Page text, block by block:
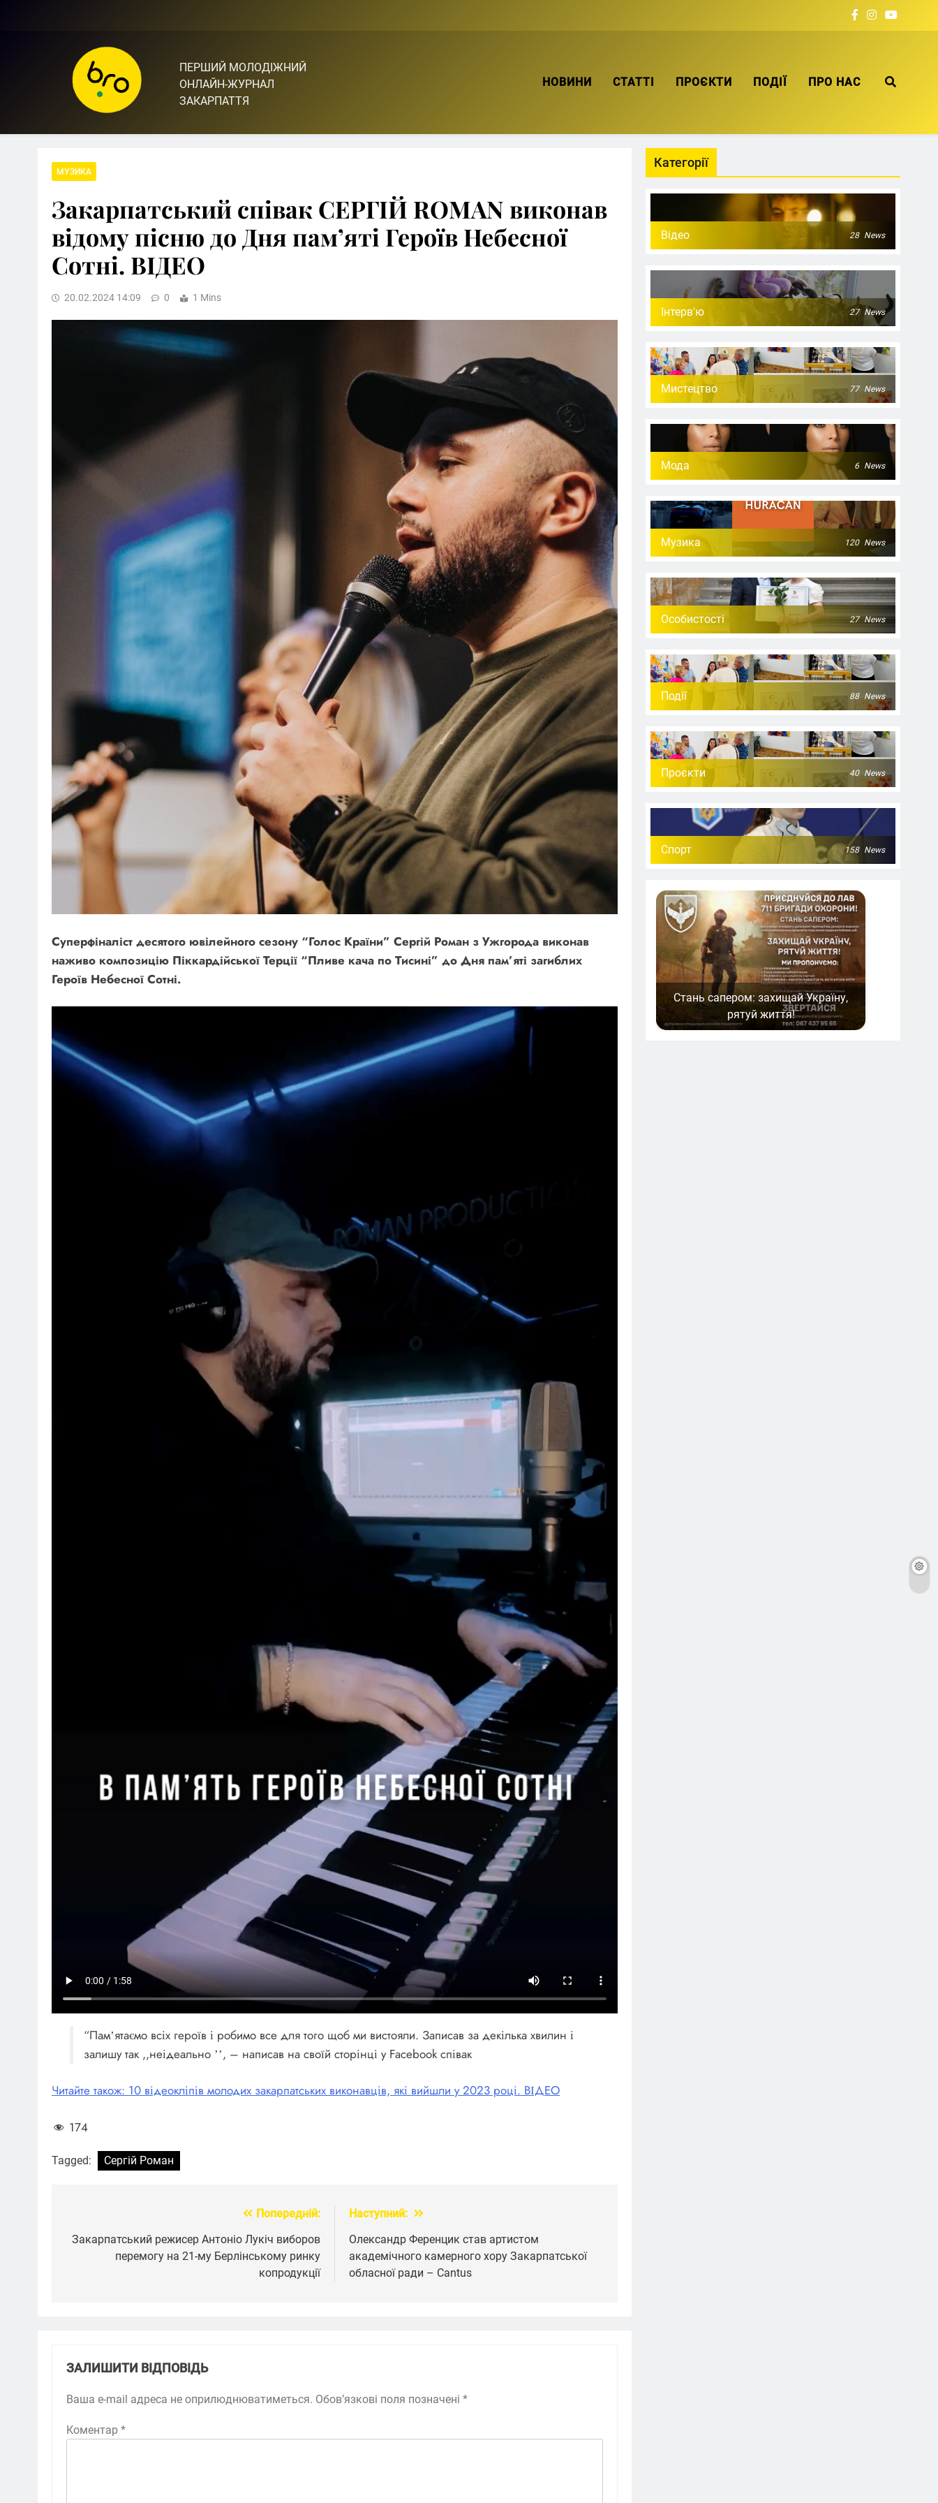
Bro.org.ua | BRO – ЦЕ ТВІЙ БРО
ПЕРШИЙ МОЛОДІЖНИЙ
ОНЛАЙН-ЖУРНАЛ
ЗАКАРПАТТЯ
НОВИНИ СТАТТІ ПРОЄКТИ ПОДІЇ ПРО НАС
МУЗИКА
Закарпатський співак СЕРГІЙ ROMAN виконав
відому пісню до Дня пам’яті Героїв Небесної
Сотні. ВІДЕО
20.02.2024 14:09 0 1 Mins
Суперфіналіст десятого ювілейного сезону “Голос Країни” Сергій Роман з Ужгорода виконав
наживо композицію Піккардійської Терції “Пливе кача по Тисині” до Дня пам’яті загиблих
Героїв Небесної Сотні.
“Памʼятаємо всіх героїв і робимо все для того щоб ми вистояли. Записав за декілька хвилин і
залишу так ,,неідеально ʼʼ, – написав на своїй сторінці у Facebook співак
Читайте також: 10 відеокліпів молодих закарпатських виконавців, які вийшли у 2023 році. ВІДЕО
174
Tagged: Сергій Роман
записів
Попередній:
Закарпатський режисер Антоніо Лукіч виборов
перемогу на 21-му Берлінському ринку
копродукції
Наступний:
Олександр Ференцик став артистом
академічного камерного хору Закарпатської
обласної ради – Cantus
ЗАЛИШИТИ ВІДПОВІДЬ
Ваша e-mail адреса не оприлюднюватиметься. Обов’язкові поля позначені *
Коментар *
Категорії
Відео 28 News
Інтерв'ю 27 News
Мистецтво 77 News
Мода 6 News
Музика 120 News
Особистості 27 News
Події 88 News
Проєкти 40 News
Спорт 158 News
Стань сапером: захищай Україну,
рятуй життя!